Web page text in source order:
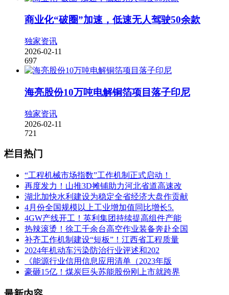
商业化“破圈”加速，低速无人驾驶50余款
独家资讯
2026-02-11
697
海亮股份10万吨电解铜箔项目落子印尼
独家资讯
2026-02-11
721
栏目热门
“工程机械市场指数”工作机制正式启动！
再度发力！山推3D摊铺助力河北省道高速改
湖北加快水利建设为稳定全省经济大盘作贡献
4月份全国规模以上工业增加值同比增长5.
4GW产线开工！英利集团持续提高组件产能
热辣滚烫！徐工千余台高空作业装备奔赴全国
补齐工作机制建设“短板”！江西省工程质量
2024年机动车污染防治行业评述和202
《能源行业信用信息应用清单（2023年版
豪砸15亿！煤炭巨头苏能股份刚上市就跨界